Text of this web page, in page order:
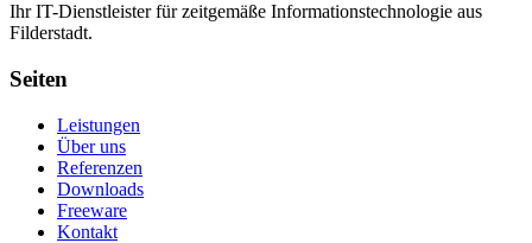
Ihr IT-Dienstleister für zeitgemäße Informationstechnologie aus
Filderstadt.
Seiten
Leistungen
Über uns
Referenzen
Downloads
Freeware
Kontakt